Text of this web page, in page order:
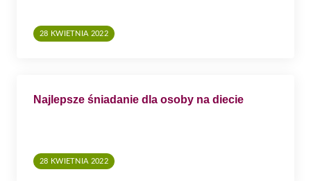
28 KWIETNIA 2022
Najlepsze śniadanie dla osoby na diecie
28 KWIETNIA 2022